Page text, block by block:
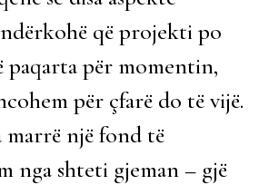
që projekti po
për momentin,
për çfarë do të vijë.
marrë një fond të
nga shteti gjeman – gjë